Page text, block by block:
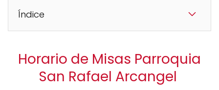
Índice
Horario de Misas Parroquia
San Rafael Arcangel